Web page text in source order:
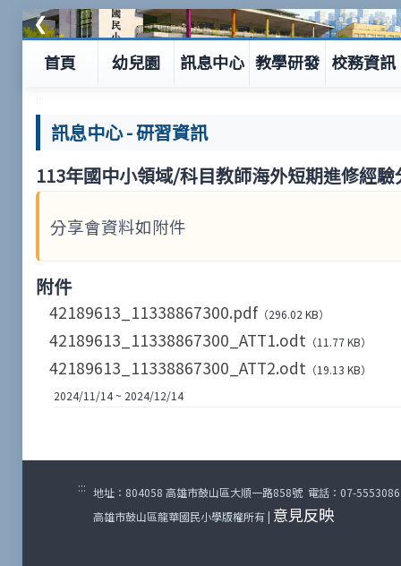
❮
首頁 幼兒園 訊息中心 教學研發 校務資訊
訊息中心-研習資訊
113年國中小領域/科目教師海外短期進修經驗
分享會資料如附件
附件
42189613_11338867300.pdf（296.02 KB）
42189613_11338867300_ATT1.odt （11.77 KB）
42189613_11338867300_ATT2.odt （19.13 KB）
2024/11/14 ~ 2024/12/14
::: 地址：804058 高雄市鼓山區大順一路858號 電話：07-
高雄市鼓山區龍華國民小學版權所有 | 意見反映